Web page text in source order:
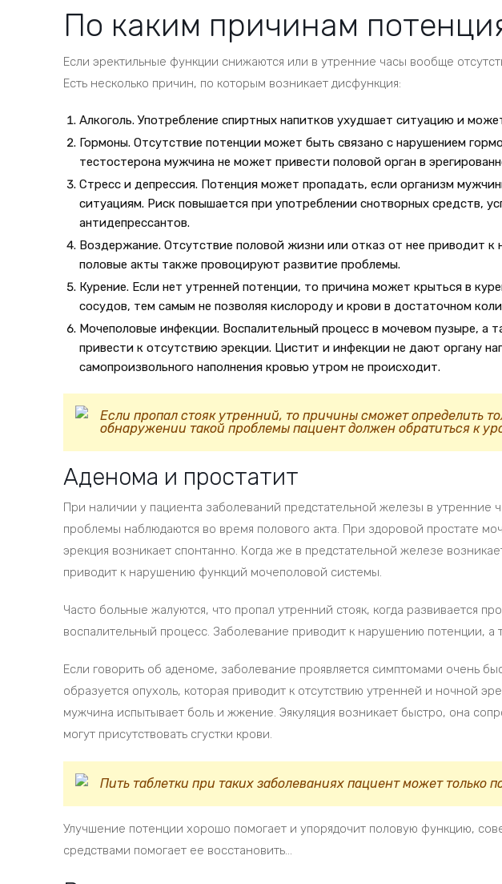
По каким причинам
Если эректильные функции снижаются или в утренние часы вообще
Есть несколько причин, по которым возникает дисфункция:
Алкоголь. Употребление спиртных напитков ухудшает ситуацию и
Гормоны. Отсутствие потенции может быть связано с нарушением
тестостерона мужчина не может привести половой орган в
Стресс и депрессия. Потенция может пропадать, если организм
ситуациям. Риск повышается при употреблении снотворных средств,
антидепрессантов.
Воздержание. Отсутствие половой жизни или отказ от нее приводит
половые акты также провоцируют развитие проблемы.
Курение. Если нет утренней потенции, то причина может крыться в
сосудов, тем самым не позволяя кислороду и крови в достаточном
Мочеполовые инфекции. Воспалительный процесс в мочевом пузыре, а
привести к отсутствию эрекции. Цистит и инфекции не дают органу
самопроизвольного наполнения кровью утром не происходит.
Если пропал стояк утренний, то причины сможет определить
обнаружении такой проблемы пациент должен обратиться к
Аденома и простатит
При наличии у пациента заболеваний предстательной железы в утренние
проблемы наблюдаются во время полового акта. При здоровой простате
эрекция возникает спонтанно. Когда же в предстательной железе
приводит к нарушению функций мочеполовой системы.
Часто больные жалуются, что пропал утренний стояк, когда развивается
воспалительный процесс. Заболевание приводит к нарушению потенции,
Если говорить об аденоме, заболевание проявляется симптомами очень
образуется опухоль, которая приводит к отсутствию утренней и ночной
мужчина испытывает боль и жжение. Эякуляция возникает быстро, она
могут присутствовать сгустки крови.
Пить таблетки при таких заболеваниях пациент может только
Улучшение потенции хорошо помогает и упорядочит половую функцию,
средствами помогает ее восстановить…